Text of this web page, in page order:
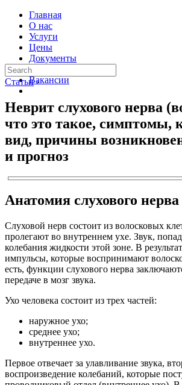
Главная
О нас
Услуги
Цены
Документы
Контакты
Вакансии
Статьи ›
Неврит слухового нерва
что это такое, симптомы,
вид, причины
и прогноз
Анатомия слухового нерва
Слуховой нерв состоит из волосковых
пролегают во внутреннем ухе. Звук,
колебания жидкости этой зоне. В
импульсы, которые воспринимают
есть, функции слухового нерва
передаче в мозг звука.
Ухо человека состоит из трех частей:
наружное ухо;
среднее ухо;
внутреннее ухо.
Первое отвечает за улавливание звука,
воспроизведение колебаний, которые